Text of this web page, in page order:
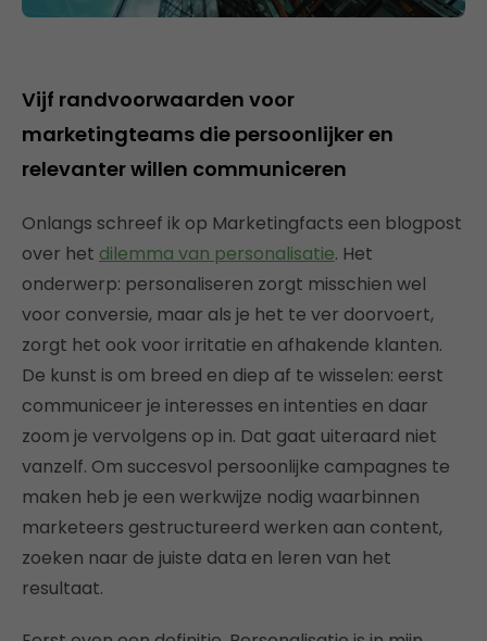
Vijf randvoorwaarden voor
marketingteams die persoonlijker en
relevanter willen communiceren
Onlangs schreef ik op Marketingfacts een blogpost
over het dilemma van personalisatie. Het
onderwerp: personaliseren zorgt misschien wel
voor conversie, maar als je het te ver doorvoert,
zorgt het ook voor irritatie en afhakende klanten.
De kunst is om breed en diep af te wisselen: eerst
communiceer je interesses en intenties en daar
zoom je vervolgens op in. Dat gaat uiteraard niet
vanzelf. Om succesvol persoonlijke campagnes te
maken heb je een werkwijze nodig waarbinnen
marketeers gestructureerd werken aan content,
zoeken naar de juiste data en leren van het
resultaat.